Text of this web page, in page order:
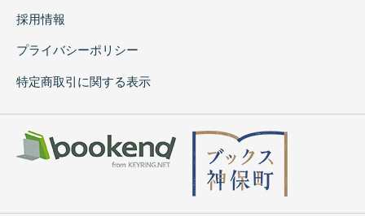
採用情報
プライバシーポリシー
特定商取引に関する表示